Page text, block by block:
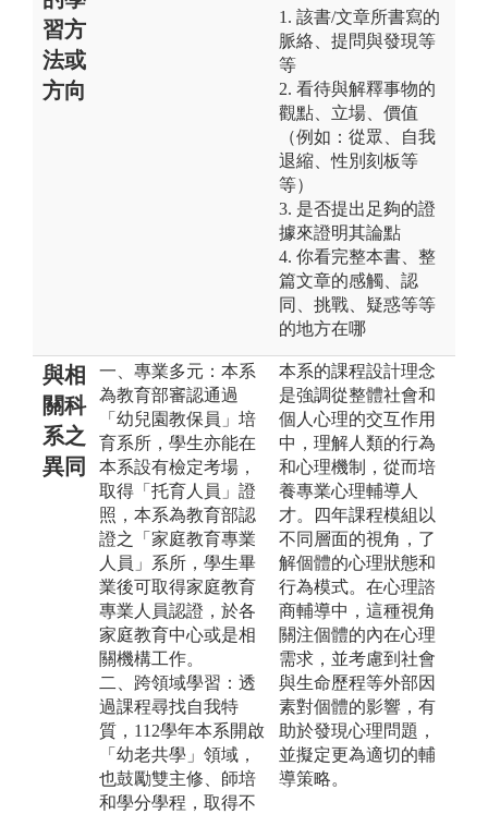
習方
法或
方向
1. 該書/文章所書寫的
脈絡、提問與發現等
等
2. 看待與解釋事物的
觀點、立場、價值
（例如：從眾、自我
退縮、性別刻板等
等）
3. 是否提出足夠的證
據來證明其論點
4. 你看完整本書、整
篇文章的感觸、認
同、挑戰、疑惑等等
的地方在哪
與相
關科
系之
異同
一、專業多元：本系
為教育部審認通過
「幼兒園教保員」培
育系所，學生亦能在
本系設有檢定考場，
取得「托育人員」證
照，本系為教育部認
證之「家庭教育專業
人員」系所，學生畢
業後可取得家庭教育
專業人員認證，於各
家庭教育中心或是相
關機構工作。
二、跨領域學習：透
過課程尋找自我特
質，112學年本系開啟
「幼老共學」領域，
也鼓勵雙主修、師培
和學分學程，取得不
本系的課程設計理念
是強調從整體社會和
個人心理的交互作用
中，理解人類的行為
和心理機制，從而培
養專業心理輔導人
才。四年課程模組以
不同層面的視角，了
解個體的心理狀態和
行為模式。在心理諮
商輔導中，這種視角
關注個體的內在心理
需求，並考慮到社會
與生命歷程等外部因
素對個體的影響，有
助於發現心理問題，
並擬定更為適切的輔
導策略。